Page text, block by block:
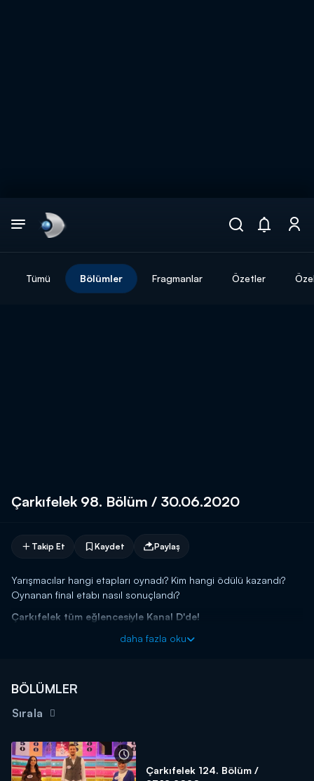
Tümü Bölümler Fragmanlar Özetler
Çarkıfelek 98. Bölüm / 30.06.2020
Takip Et Kaydet Paylaş
Yarışmacılar hangi etapları oynadı? Kim hangi ödülü kazandı?
Oynanan final etabı nasıl sonuçlandı?
Çarkıfelek tüm eğlencesiyle Kanal D'de!
daha fazla oku
BÖLÜMLER
Sırala
Çarkıfelek 124. Bölüm /